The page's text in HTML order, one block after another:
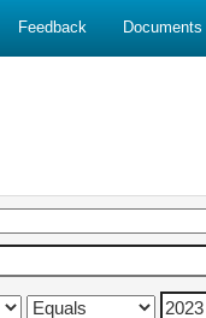
Feedback Documents